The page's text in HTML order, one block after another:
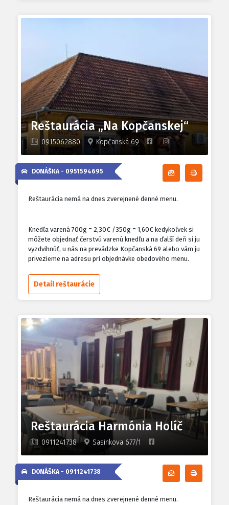
Reštaurácia „Na Kopčanskej“
0915062880 Kopčanská 69
Odoberať
DONÁŠKA - 0951594695
Reštaurácia nemá na dnes zverejnené denné menu.
Knedľa varená 700g = 2,30€ /350g = 1,60€ kedykoľvek si
môžete objednať čerstvú varenú knedľu a na ďalší deň si ju
vyzdvihnúť, u nás na prevádzke Kopčanská 69 alebo vám ju
privezieme na adresu pri objednávke obedového menu.
Detail reštaurácie
Reštaurácia Harmónia Holíč
0911241738 Sasinkova 677/1
Odoberať
DONÁŠKA - 0911241738
Reštaurácia nemá na dnes zverejnené denné menu.